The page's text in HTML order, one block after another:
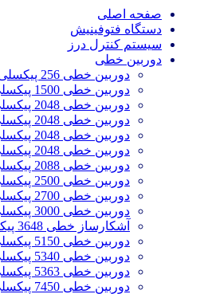
صفحه اصلی
دستگاه فتوفینیش
سیستم کنترل درز
دوربین خطی
دوربین خطی 256 پیکسلی مدل RA-LSC-1402
دوربین خطی 1500 پیکسلی مدل RA-LSC-1103
دوربین خطی 2048 پیکسلی مدل RA-LSC-0551
دوربین خطی 2048 پیکسلی مدل RA-LSC-0751
دوربین خطی 2048 پیکسلی مدل RA-LSC-1205
دوربین خطی 2048 پیکسلی مدل RA-LSC-1209
دوربین خطی 2088 پیکسلی مدل RA-LSC-3753
دوربین خطی 2500 پیکسلی مدل RA-LSC-1254
دوربین خطی 2700 پیکسلی رنگی مدل RA-LSC-2253
دوربین خطی 3000 پیکسلی مدل RA-LSC-0526
آشکارساز خطی 3648 پیکسلی مدل RA-LSC-1304
دوربین خطی 5150 پیکسلی مدل RA-LSC-0553
دوربین خطی 5340 پیکسلی رنگی مدل RA-LSC-2566، دوربین سورتینگ محصولات
دوربین خطی 5363 پیکسلی رنگی مدل RA-LSC-0718
دوربین خطی 7450 پیکسلی مدل RA-LSC-1707